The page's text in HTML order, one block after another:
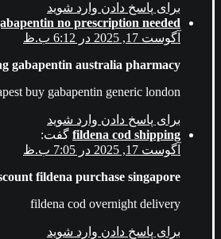
برای پاسخ دادن وارد شوید
no prescription needed
آگوست 17, 2025 در 6:12 ب.ظ
gabapentin australia pharmacy
buy gabapentin generic london
برای پاسخ دادن وارد شوید
fildena cod shipping گفت:
آگوست 17, 2025 در 7:05 ب.ظ
fildena purchase singapore
fildena cod overnight delivery
برای پاسخ دادن وارد شوید